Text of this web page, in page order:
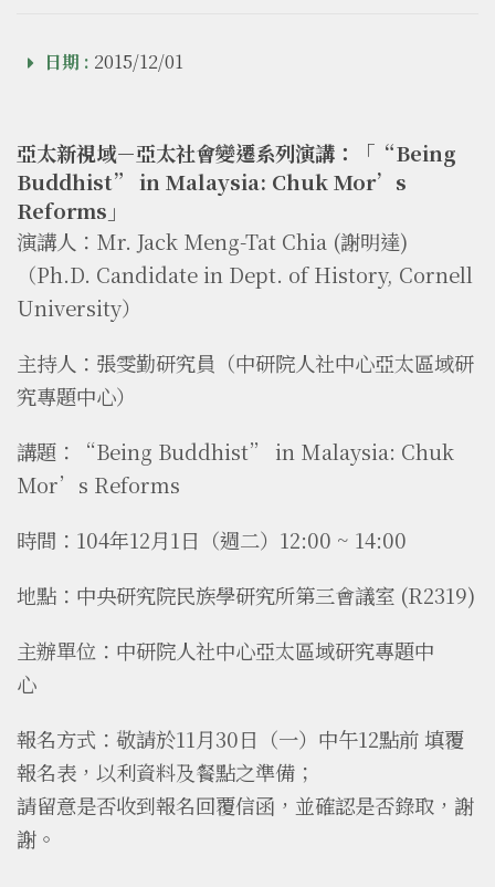
日期 : 2015/12/01
亞太新視域－亞太社會變遷系列演講：「 “Being
Buddhist” in Malaysia: Chuk Mor’s
Reforms」
演講人：Mr. Jack Meng-Tat Chia (謝明達)
（Ph.D. Candidate in Dept. of History, Cornell
University）
主持人：張雯勤研究員（中研院人社中心亞太區域研
究專題中心）
講題：“Being Buddhist” in Malaysia: Chuk
Mor’s Reforms
時間：104年12月1日（週二）12:00 ~ 14:00
地點：中央研究院民族學研究所第三會議室 (R2319)
主辦單位：中研院人社中心亞太區域研究專題中
心
報名方式： 敬請於11月30日（一）中午12點前 填覆
報名表，以利資料及餐點之準備；
請留意是否收到報名回覆信函，並確認是否錄取，謝
謝。